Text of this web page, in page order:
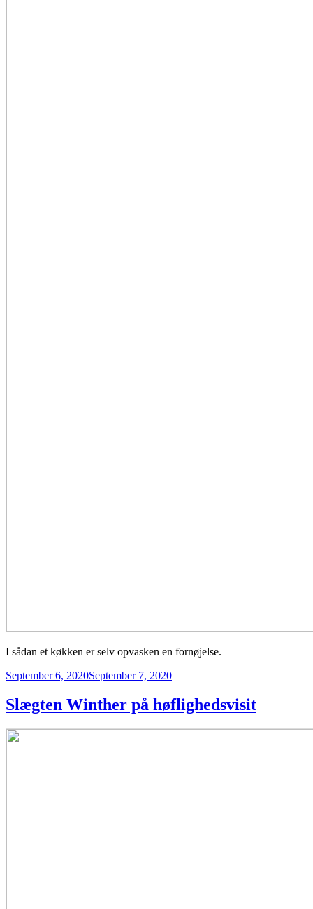
I sådan et køkken er selv opvasken en fornøjelse.
Posted
September 6, 2020September 7, 2020
Slægten Winther på høflighedsvisit